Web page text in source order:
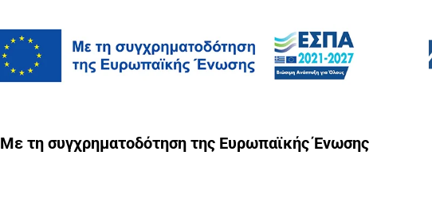
Με τη συγχρηματοδότηση της Ευρωπαϊκής Ένωσης